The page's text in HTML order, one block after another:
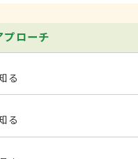
プローチ
る
る